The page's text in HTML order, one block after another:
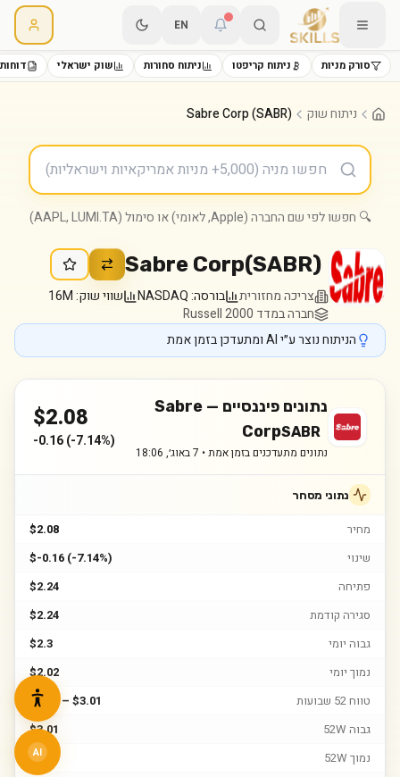
EN
סורק מניות ניתוח קריפטו ניתוח סחורות שוק ישראלי
ניתוח שוק Sabre Corp (SABR)
🔍 חפשו לפי שם החברה (Apple, לאומי) או סימול (AAPL, LUMI.TA)
Sabre Corp(SABR)
צריכה מחזורית בורסה:NASDAQ שווי שוק:16M
חברה במדד Russell 2000
הניתוח נוצר ע״י AI ומתעדכן בזמן אמת
נתונים פיננסיים — Sabre
CorpSABR
נתונים מתעדכנים בזמן אמת • 7 באוג׳, 18:06
$2.08
-0.16(-7.14%)
נתוני מסחר
מחיר
$2.08
שינוי
$-0.16 (-7.14%)
פתיחה
$2.24
סגירה קודמת
$2.24
גבוה יומי
$2.3
נמוך יומי
$2.02
טווח 52 שבועות
$0.81 – $3.01
גבוה 52W
$3.01
נמוך 52W
$0.81
AI